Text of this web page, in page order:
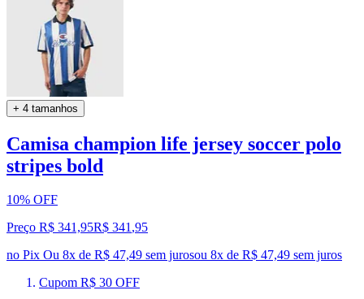
+ 4 tamanhos
Camisa champion life jersey soccer polo
stripes bold
10% OFF
Preço R$ 341,95R$ 341,95
no Pix Ou 8x de R$ 47,49 sem jurosou 8x de R$ 47,49 sem juros
Cupom R$ 30 OFF